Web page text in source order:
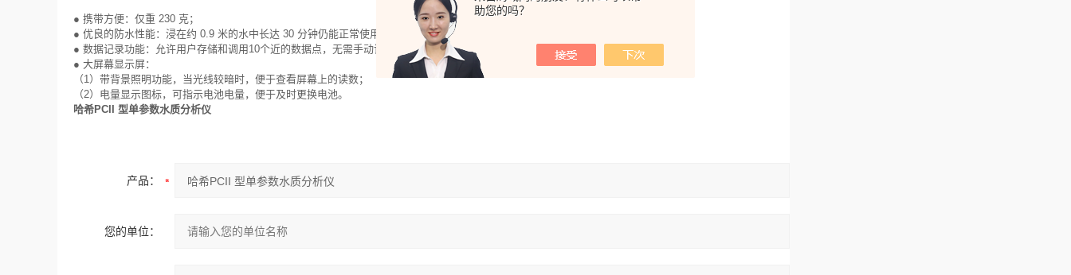
助您的吗？
● 携带方便：仅重 230 克；
● 优良的防水性能：浸在约 0.9 米的水中长达 30 分钟仍能正常使用；
● 数据记录功能：允许用户存储和调用10个近的数据点，无需手动记录数据；
● 大屏幕显示屏：
（1）带背景照明功能，当光线较暗时，便于查看屏幕上的读数；
（2）电量显示图标，可指示电池电量，便于及时更换电池。
哈希PCII 型单参数水质分析仪
产品：
您的单位：